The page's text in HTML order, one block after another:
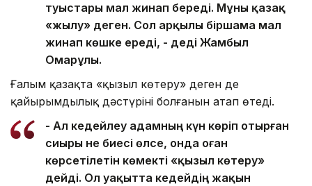
туыстары мал жинап береді. Мұны қазақ
«жылу» деген. Сол арқылы біршама мал
жинап көшке ереді, - деді Жамбыл
Омарұлы.
Ғалым қазақта «қызыл көтеру» деген де
қайырымдылық дәстүрінің болғанын атап өтеді.
- Ал кедейлеу адамның күн көріп отырған
сиыры не биесі өлсе, онда оған
көрсетілетін көмекті «қызыл көтеру»
дейді. Ол уақытта кедейдің жақын